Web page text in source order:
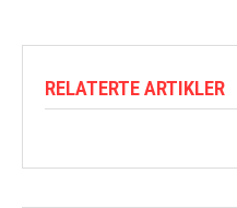
RELATERTE ARTIKLER